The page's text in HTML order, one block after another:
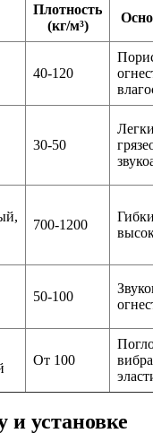
Плотность
(кг/м³)
40-120
30-50
700-1200
50-100
От 100
установке